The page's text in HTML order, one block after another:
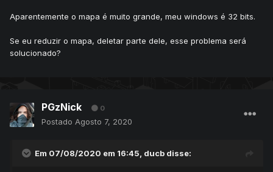
Aparentemente o mapa é muito grande, meu windows é 32 bits.
Se eu reduzir o mapa, deletar parte dele, esse problema será
solucionado?
PGzNick 0
Postado Agosto 7, 2020
Em 07/08/2020 em 16:45, ducb disse: